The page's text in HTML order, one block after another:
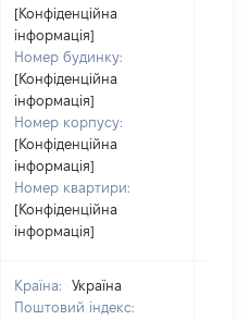
[Конфіденційна
інформація]
Номер будинку:
[Конфіденційна
інформація]
Номер корпусу:
[Конфіденційна
інформація]
Номер квартири:
[Конфіденційна
інформація]
Країна:
Україна
Поштовий індекс: